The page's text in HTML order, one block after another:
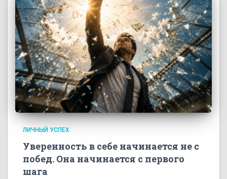
ЛИЧНЫЙ УСПЕХ
Уверенность в себе начинается не с
побед. Она начинается с первого
шага